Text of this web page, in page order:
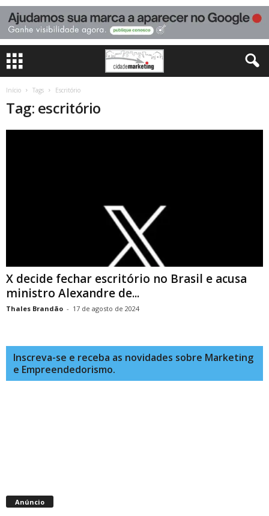
Início Tags Escritório
Tag: escritório
X decide fechar escritório no Brasil e acusa
ministro Alexandre de...
Thales Brandão - 17 de agosto de 2024
Inscreva-se e receba as novidades sobre Marketing
e Empreendedorismo.
Anúncio